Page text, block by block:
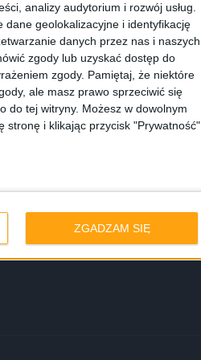
analizy audytorium i rozwój usług.
geolokalizacyjne i identyfikację
danych przez nas i naszych
zgody lub uzyskać dostęp do
zgody. Pamiętaj, że niektóre
ale masz prawo sprzeciwić się
do tej witryny. Możesz w dowolnym
stronę i klikając przycisk "Prywatność"
ZGADZAM SIĘ